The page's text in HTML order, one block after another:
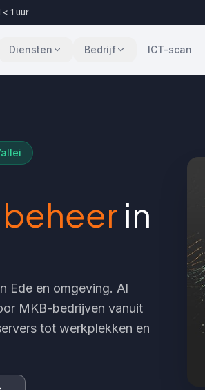
1 uur
Diensten Bedrijf ICT-scan
beheer in
Ede en omgeving. Al
MKB-bedrijven vanuit
tot werkplekken en